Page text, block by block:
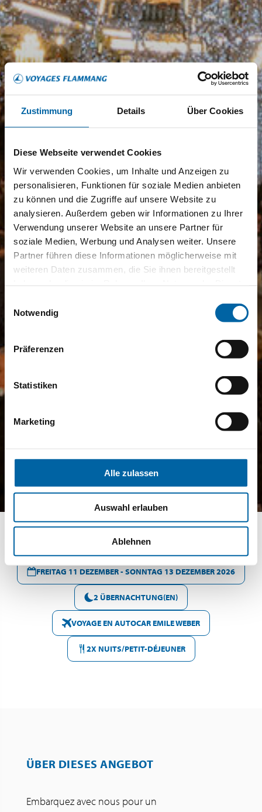
Zustimmung Details Über Cookies
Diese Webseite verwendet Cookies
Wir verwenden Cookies, um Inhalte und Anzeigen zu
personalisieren, Funktionen für soziale Medien anbieten
zu können und die Zugriffe auf unsere Website zu
analysieren. Außerdem geben wir Informationen zu Ihrer
Verwendung unserer Website an unsere Partner für
soziale Medien, Werbung und Analysen weiter. Unsere
Partner führen diese Informationen möglicherweise mit
weiteren Daten zusammen, die Sie ihnen bereitgestellt
Notwendig
Präferenzen
Statistiken
Marketing
Alle zulassen
Auswahl erlauben
Ablehnen
FREITAG 11 DEZEMBER - SONNTAG 13 DEZEMBER 2026
2 ÜBERNACHTUNG(EN)
VOYAGE EN AUTOCAR EMILE WEBER
2X NUITS/PETIT-DÉJEUNER
ÜBER DIESES ANGEBOT
Embarquez avec nous pour un